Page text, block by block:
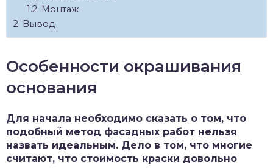
Монтаж
Вывод
Особенности окрашивания
основания
Для начала необходимо сказать о том, что
подобный метод фасадных работ нельзя
назвать идеальным. Дело в том, что многие
считают, что стоимость краски довольно